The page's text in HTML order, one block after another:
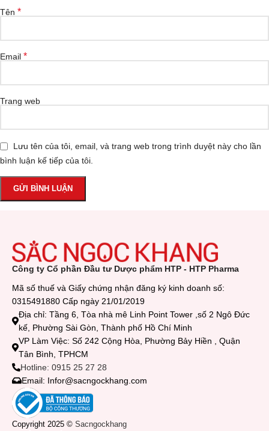
Tên *
Email *
Trang web
Lưu tên của tôi, email, và trang web trong trình duyệt này cho lần
bình luận kế tiếp của tôi.
Công ty Cổ phần Đầu tư Dược phẩm HTP - HTP Pharma
Mã số thuế và Giấy chứng nhận đăng ký kinh doanh số:
0315491880 Cấp ngày 21/01/2019
Địa chỉ: Tầng 6, Tòa nhà mê Linh Point Tower ,số 2 Ngô Đức
kế, Phường Sài Gòn, Thành phố Hồ Chí Minh
VP Làm Việc: Số 242 Cộng Hòa, Phường Bảy Hiền , Quận
Tân Bình, TPHCM
Hotline: 0915 25 27 28
Email: Infor@sacngockhang.com
Copyright 2025 © Sacngockhang